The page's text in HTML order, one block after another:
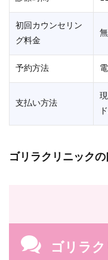
初回カウンセリン
グ料金
予約方法
支払い方法
ゴリラクリニックの
ゴリラ